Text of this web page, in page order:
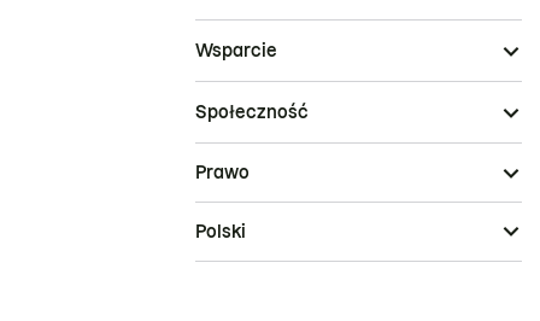
Wsparcie
Społeczność
Prawo
Polski